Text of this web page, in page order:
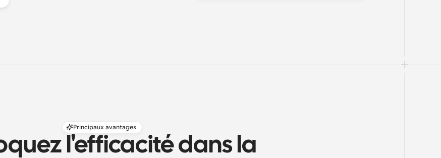
Principaux avantages
l'efficacité dans la